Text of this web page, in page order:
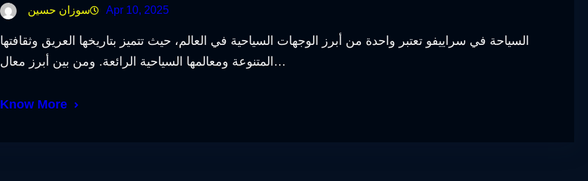
سوزان حسين Apr 10, 2025
السياحة في سراييفو تعتبر واحدة من أبرز الوجهات السياحية في العالم، حيث تتميز بتاريخها العريق وثقافتها
المتنوعة ومعالمها السياحية الرائعة. ومن بين أبرز معال…
Know More